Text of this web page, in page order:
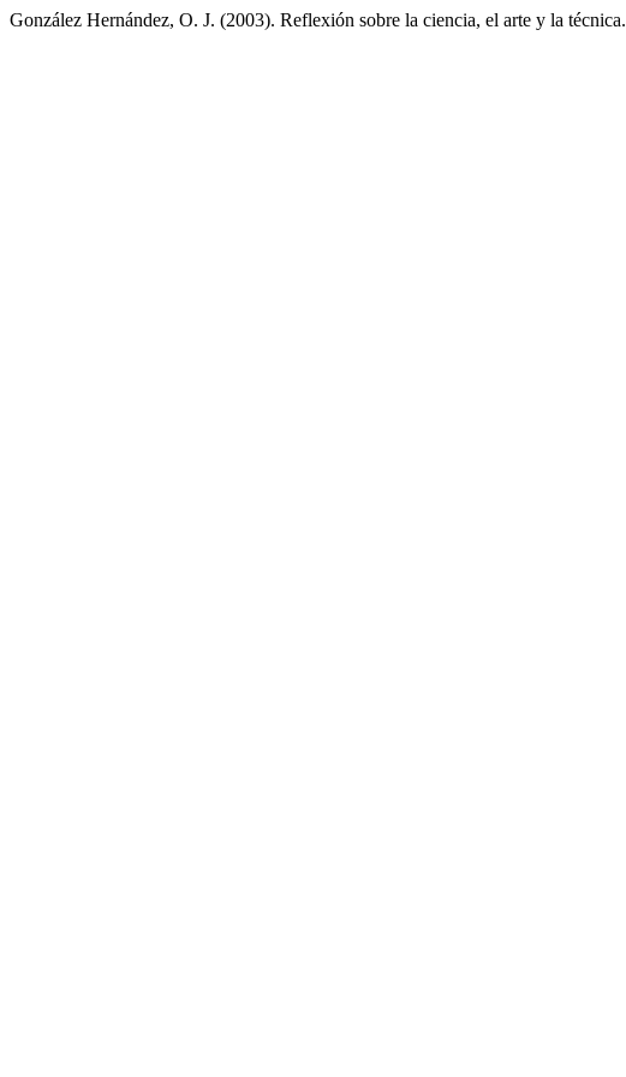
González Hernández, O. J. (2003). Reflexión sobre la ciencia, el arte y la técnica.